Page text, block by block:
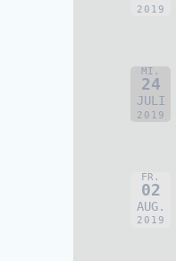
2019
MI.
24
JULI
2019
FR.
02
AUG.
2019